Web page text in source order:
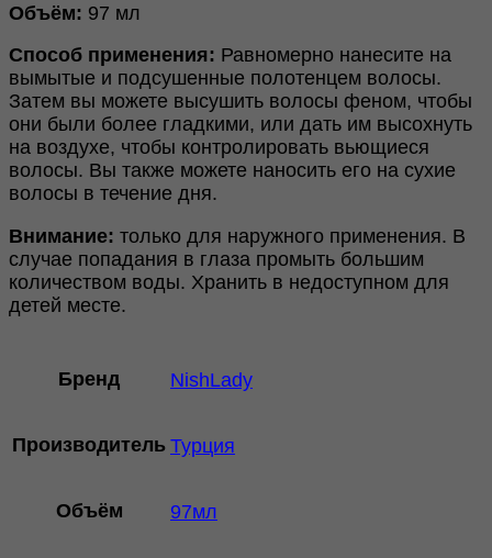
Объём: 97 мл
Способ применения: Равномерно нанесите на
вымытые и подсушенные полотенцем волосы.
Затем вы можете высушить волосы феном, чтобы
они были более гладкими, или дать им высохнуть
на воздухе, чтобы контролировать вьющиеся
волосы. Вы также можете наносить его на сухие
волосы в течение дня.
Внимание: только для наружного применения. В
случае попадания в глаза промыть большим
количеством воды. Хранить в недоступном для
детей месте.
Бренд NishLady
Производитель Турция
Объём 97мл